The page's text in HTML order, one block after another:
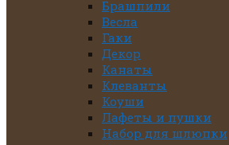
Брашпили
Весла
Гаки
Декор
Канаты
Клеванты
Коуши
Лафеты и пушки
Набор для шлюпки